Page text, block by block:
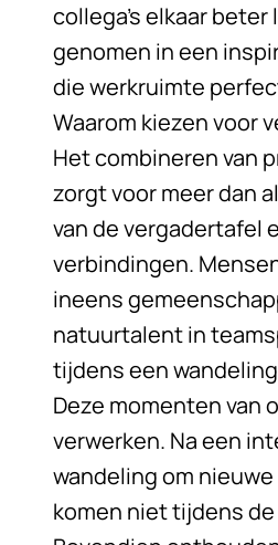
collega’s elkaar
genomen in een
die werkruimte
Waarom kiezen voor
Het combineren van
zorgt voor meer dan
van de vergadertafel
verbindingen.
ineens
natuurtalent in
tijdens een
Deze momenten van
verwerken. Na een
wandeling om
komen niet tijdens